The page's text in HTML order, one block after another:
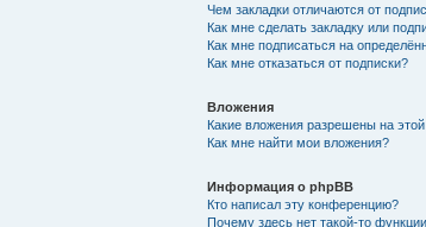
Чем закладки отличаются от
Как мне сделать закладку или
Как мне подписаться на
Как мне отказаться от подписки?
Вложения
Какие вложения разрешены на
Как мне найти мои вложения?
Информация о phpBB
Кто написал эту конференцию?
Почему здесь нет такой-то